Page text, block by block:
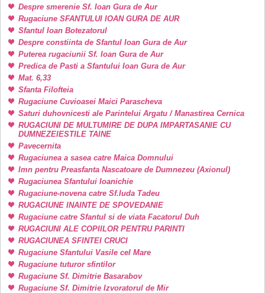
Despre smerenie Sf. Ioan Gura de Aur
Rugaciune SFANTULUI IOAN GURA DE AUR
Sfantul Ioan Botezatorul
Despre constiinta de Sfantul Ioan Gura de Aur
Puterea rugaciunii Sf. Ioan Gura de Aur
Predica de Pasti a Sfantului Ioan Gura de Aur
Mat. 6,33
Sfanta Filofteia
Rugaciune Cuvioasei Maici Parascheva
Saturi duhovnicesti ale Parintelui Argatu / Manastirea Cernica
RUGACIUNI DE MULTUMIRE DE DUPA IMPARTASANIE CU
DUMNEZEIESTILE TAINE
Pavecernita
Rugaciunea a sasea catre Maica Domnului
Imn pentru Preasfanta Nascatoare de Dumnezeu (Axionul)
Rugaciunea Sfantului Ioanichie
Rugaciune-novena catre Sf.Iuda Tadeu
RUGACIUNE INAINTE DE SPOVEDANIE
Rugaciune catre Sfantul si de viata Facatorul Duh
RUGACIUNI ALE COPIILOR PENTRU PARINTI
RUGACIUNEA SFINTEI CRUCI
Rugaciune Sfantului Vasile cel Mare
Rugaciune tuturor sfintilor
Rugaciune Sf. Dimitrie Basarabov
Rugaciune Sf. Dimitrie Izvoratorul de Mir